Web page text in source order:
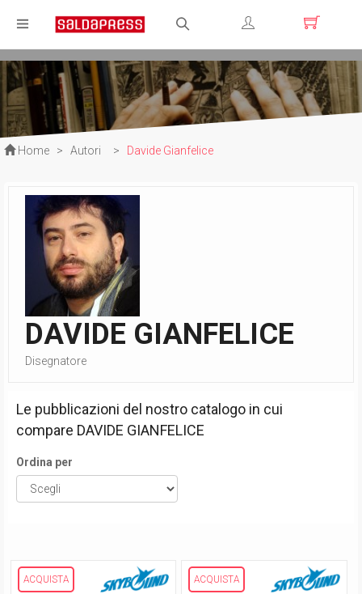
Registrati
Login
Home > Autori > Davide Gianfelice
DAVIDE GIANFELICE
Disegnatore
Le pubblicazioni del nostro catalogo in cui
compare DAVIDE GIANFELICE
Ordina per
ACQUISTA ACQUISTA